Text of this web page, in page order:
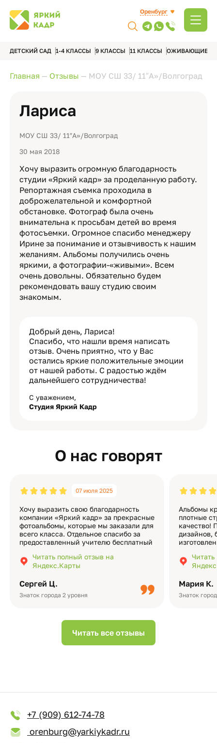
Оренбург
ДЕТСКИЙ САД 1-4 КЛАССЫ 9 КЛАССЫ 11 КЛАССЫ ОЖИВАЮЩИЕ
Главная — Отзывы — МОУ СШ 33/ 11″А»/Волгоград
Лариса
МОУ СШ 33/ 11″А»/Волгоград
30 мая 2018
Хочу выразить огромную благодарность
студии «Яркий кадр» за проделанную работу.
Репортажная съемка проходила в
доброжелательной и комфортной
обстановке. Фотограф была очень
внимательна к просьбам детей во время
фотосъемки. Огромное спасибо менеджеру
Ирине за понимание и отзывчивость к нашим
желаниям. Альбомы получились очень
яркими, а фотографии-«живыми». Всем
очень довольны. Обязательно будем
рекомендовать вашу студию своим
знакомым.
Добрый день, Лариса!
Спасибо, что нашли время написать
отзыв. Очень приятно, что у Вас
остались яркие положительные эмоции
от нашей работы. С радостью ждём
дальнейшего сотрудничества!
С уважением,
Студия Яркий Кадр
О нас говорят
Сергей Ц.
Знаток города 2 уровня
07 июля 2025
Хочу выразить свою благодарность
компании «Яркий кадр» за прекрасные
фотоальбомы, которые мы заказали для
всего класса. Отдельное спасибо за
предоставленный учителю бесплатный
подчёркивает значимость события.
Качество альбомов на высшем уровне:
Читать полный отзыв на
Яндекс.Карты
Мария К.
Знаток
Альбомы
плотные
качество!
дизайнов,
добавить
видео с
Читать все отзывы
+7 (909) 612-74-78
orenburg@yarkiykadr.ru